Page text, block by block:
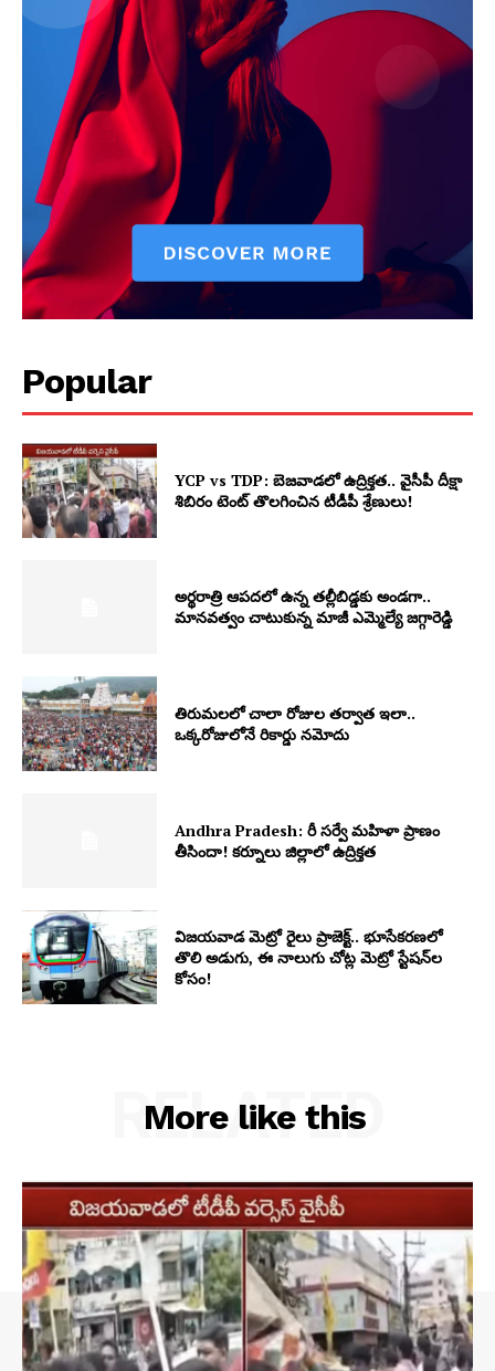
Popular
YCP vs TDP: బెజవాడలో ఉద్రిక్తత.. వైసీపీ దీక్షా
శిబిరం టెంట్ తొలగించిన టీడీపీ శ్రేణులు!
అర్థరాత్రి ఆపదలో ఉన్న తల్లీబిడ్డకు అండగా..
మానవత్వం చాటుకున్న మాజీ ఎమ్మెల్యే జగ్గారెడ్డి
తిరుమలలో చాలా రోజుల తర్వాత ఇలా..
ఒక్కరోజులోనే రికార్డు నమోదు
Andhra Pradesh: రీ సర్వే మహిళా ప్రాణం
తీసిందా! కర్నూలు జిల్లాలో ఉద్రిక్తత
విజయవాడ మెట్రో రైలు ప్రాజెక్ట్‌.. భూసేకరణలో
తొలి అడుగు, ఈ నాలుగు చోట్ల మెట్రో స్టేషన్‌ల
కోసం!
More like this
RELATED